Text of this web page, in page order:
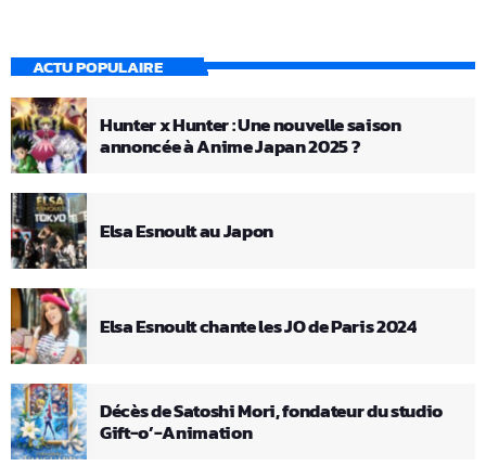
ACTU POPULAIRE
Hunter x Hunter : Une nouvelle saison
annoncée à Anime Japan 2025 ?
Elsa Esnoult au Japon
Elsa Esnoult chante les JO de Paris 2024
Décès de Satoshi Mori, fondateur du studio
Gift-o’-Animation